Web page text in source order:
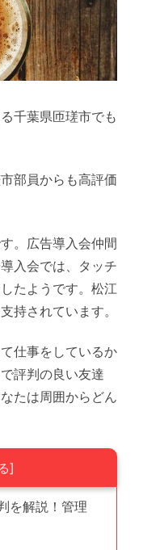
千葉県匝瑳市でも
部員からも高評価
。広告導入会仲間
入会では、タッチ
たようです。松江
持されています。
仕事をしているか
評判の良い友達
たは周囲からどん
を解説！管理